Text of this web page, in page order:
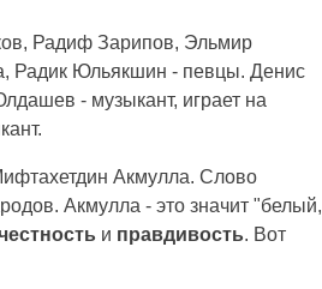
Радиф Зарипов, Эльмир
Радик Юльякшин - певцы. Денис
- музыкант, играет на
Акмулла. Слово
Акмулла - это значит "белый,
и правдивость. Вот